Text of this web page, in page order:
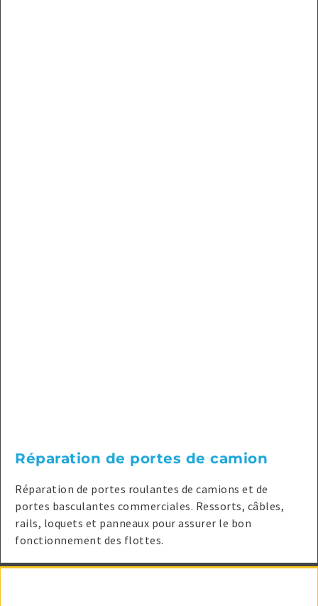
Réparation de portes de camion
Réparation de portes roulantes de camions et de
portes basculantes commerciales. Ressorts, câbles,
rails, loquets et panneaux pour assurer le bon
fonctionnement des flottes.